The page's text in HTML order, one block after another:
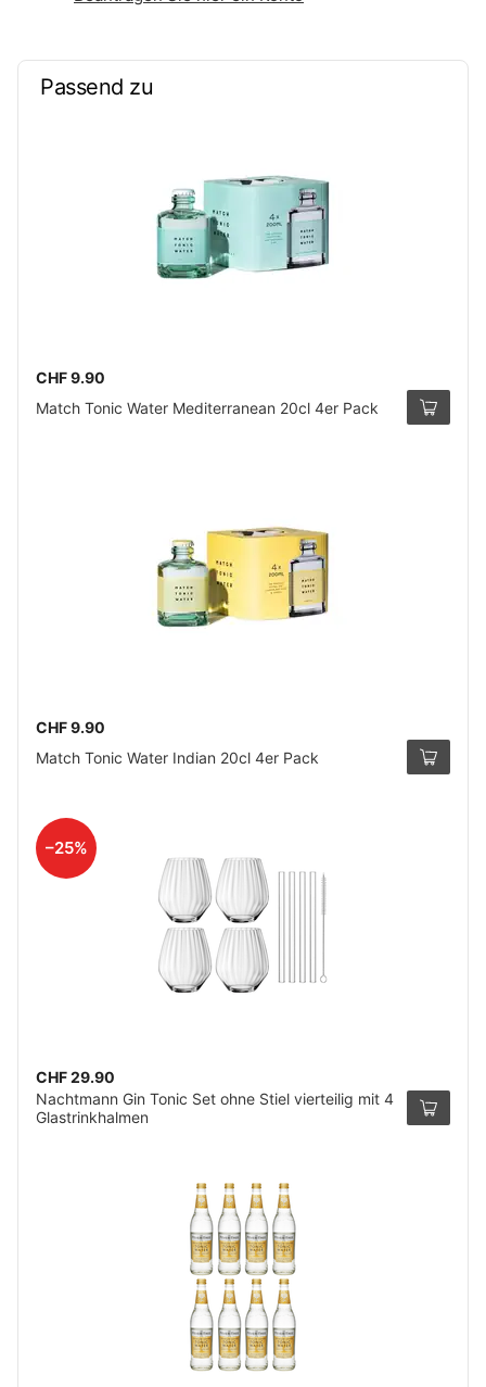
Passend zu
CHF 9.90
Match Tonic Water Mediterranean 20cl 4er Pack
CHF 9.90
Match Tonic Water Indian 20cl 4er Pack
–25%
CHF 29.90
Nachtmann Gin Tonic Set ohne Stiel vierteilig mit 4
Glastrinkhalmen